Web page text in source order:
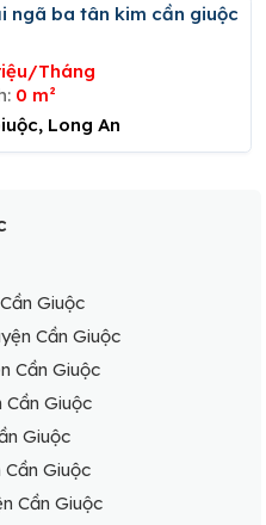
Tháng
0 m²
Long An
Giuộc
Cần Giuộc
Cần Giuộc
Giuộc
Giuộc
Giuộc
Cần Giuộc